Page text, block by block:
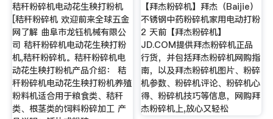
秸秆粉碎机电动花生秧打粉机
[秸秆粉碎机 欢迎前来全球五金
网了解 曲阜市龙钰机械有限公
司 秸秆粉碎机电动花生秧打粉
机,秸秆粉碎机。秸秆粉碎机电
动花生秧打粉机产品介绍： 秸
秆粉碎机电动花生秧打粉机养殖
粉料机适合用于粮食类、秸秆
类、根茎类的饲料粉碎加工 产
【拜杰粉碎机】拜杰（Baijie）
不锈钢中药粉碎机家用电动打粉
2 天前【拜杰粉碎机】
JD.COM提供拜杰粉碎机正品
行货，并包括拜杰粉碎机网购指
南，以及拜杰粉碎机图片、粉碎
机参数、粉碎机评论、粉碎机心
得、粉碎机技巧等信息，网购拜
杰粉碎机上,放心又轻松